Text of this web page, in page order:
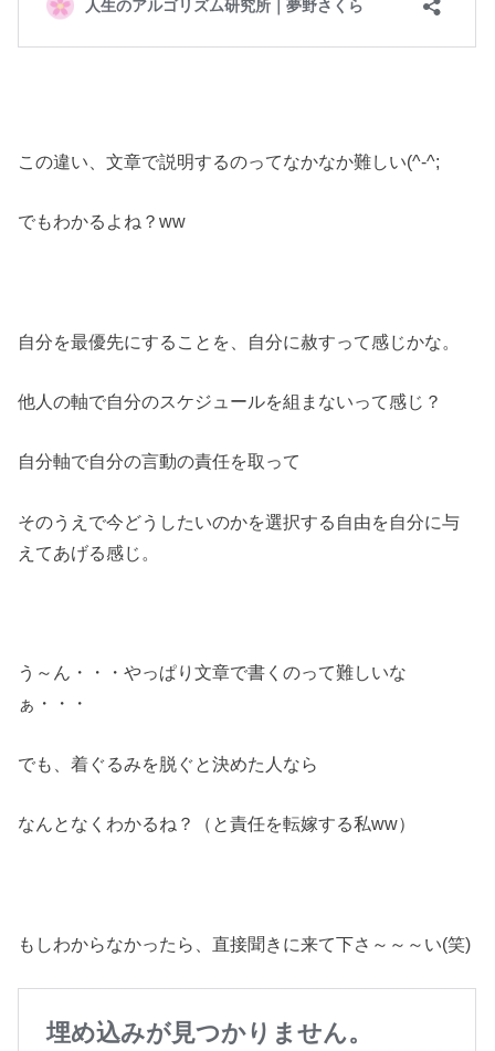
この違い、文章で説明するのってなかなか難しい(^-^;
でもわかるよね？ww
自分を最優先にすることを、自分に赦すって感じかな。
他人の軸で自分のスケジュールを組まないって感じ？
自分軸で自分の言動の責任を取って
そのうえで今どうしたいのかを選択する自由を自分に与
えてあげる感じ。
う～ん・・・やっぱり文章で書くのって難しいな
ぁ・・・
でも、着ぐるみを脱ぐと決めた人なら
なんとなくわかるね？（と責任を転嫁する私ww）
もしわからなかったら、直接聞きに来て下さ～～～い(笑)